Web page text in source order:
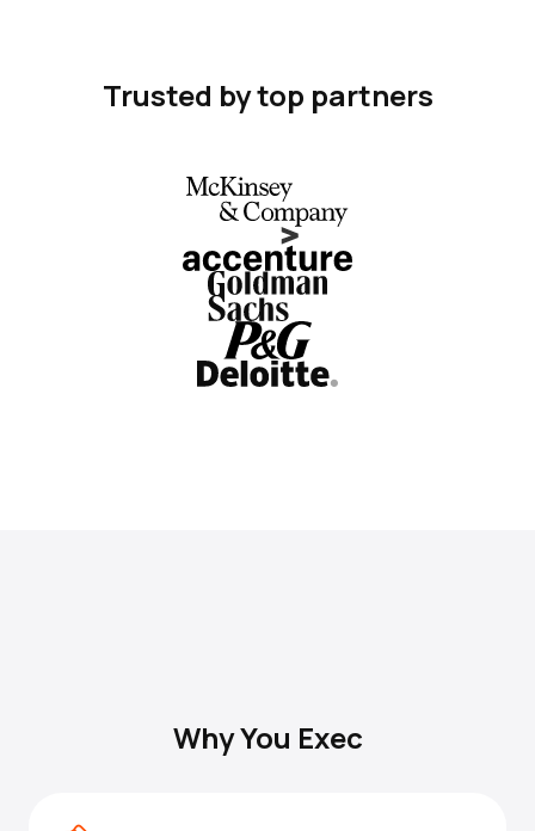
Trusted by top partners
Why You Exec